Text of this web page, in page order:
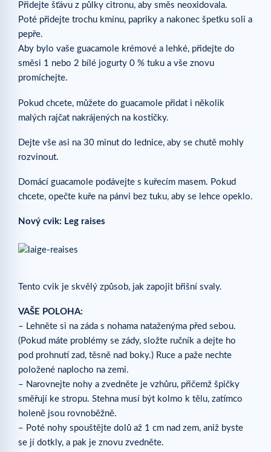
Přidejte šťávu z půlky citronu, aby směs neoxidovala.
Poté přidejte trochu kmínu, papriky a nakonec špetku soli a
pepře.
Aby bylo vaše guacamole krémové a lehké, přidejte do
směsi 1 nebo 2 bílé jogurty 0 % tuku a vše znovu
promíchejte.
Pokud chcete, můžete do guacamole přidat i několik
malých rajčat nakrájených na kostičky.
Dejte vše asi na 30 minut do lednice, aby se chutě mohly
rozvinout.
Domácí guacamole podávejte s kuřecím masem. Pokud
chcete, opečte kuře na pánvi bez tuku, aby se lehce opeklo.
Nový cvik: Leg raises
Tento cvik je skvělý způsob, jak zapojit břišní svaly.
VAŠE POLOHA:
– Lehněte si na záda s nohama nataženýma před sebou.
(Pokud máte problémy se zády, složte ručník a dejte ho
pod prohnutí zad, těsně nad boky.) Ruce a paže nechte
položené naplocho na zemi.
– Narovnejte nohy a zvedněte je vzhůru, přičemž špičky
směřují ke stropu. Stehna musí být kolmo k tělu, zatímco
holeně jsou rovnoběžně.
– Poté nohy spouštějte dolů až 1 cm nad zem, aniž byste
se jí dotkly, a pak je znovu zvedněte.